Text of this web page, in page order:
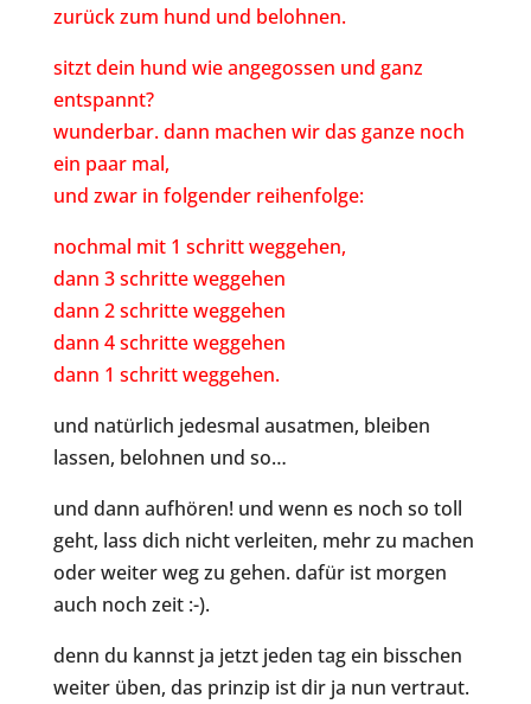
zurück zum hund und belohnen.
sitzt dein hund wie angegossen und ganz
entspannt?
wunderbar. dann machen wir das ganze noch
ein paar mal,
und zwar in folgender reihenfolge:
nochmal mit 1 schritt weggehen,
dann 3 schritte weggehen
dann 2 schritte weggehen
dann 4 schritte weggehen
dann 1 schritt weggehen.
und natürlich jedesmal ausatmen, bleiben
lassen, belohnen und so…
und dann aufhören! und wenn es noch so toll
geht, lass dich nicht verleiten, mehr zu machen
oder weiter weg zu gehen. dafür ist morgen
auch noch zeit :-).
denn du kannst ja jetzt jeden tag ein bisschen
weiter üben, das prinzip ist dir ja nun vertraut.